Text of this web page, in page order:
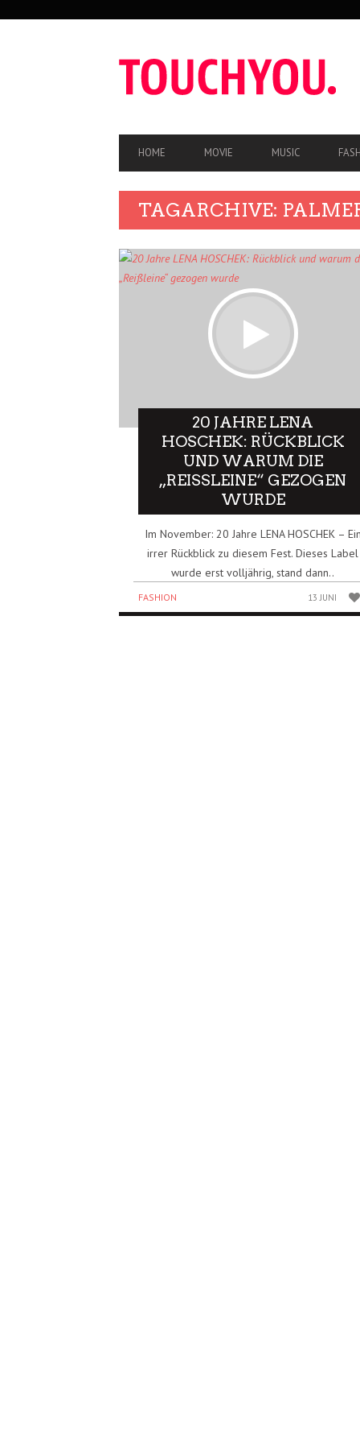
HAUPT-
NAVIGATION
HOME MOVIE MUSIC
TAGARCHIVE:
20 JAHRE LENA
HOSCHEK: RÜCKBLICK
UND WARUM DIE
„REISSLEINE“ GEZOGEN W
URDE
Im November: 20 Jahre LENA HOSCHEK –
irrer Rückblick zu diesem Fest. Dieses Label
wurde erst volljährig, stand dann..
FASHION 13 JUNI